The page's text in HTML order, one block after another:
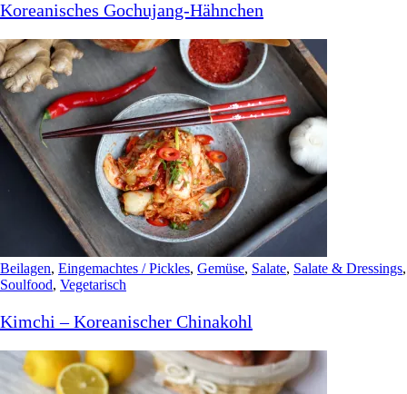
Koreanisches Gochujang-Hähnchen
Beilagen, Eingemachtes / Pickles, Gemüse, Salate, Salate & Dressings,
Soulfood, Vegetarisch
Kimchi – Koreanischer Chinakohl